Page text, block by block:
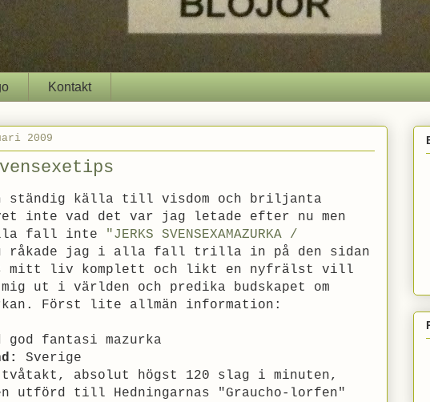
Kontakt
2009
ständig källa till visdom och briljanta
inte vad det var jag letade efter nu men
fall inte
"JERKS SVENSEXAMAZURKA /
råkade jag i alla fall trilla in på den sidan
mitt liv komplett och likt en nyfrälst vill
ut i världen och predika budskapet om
Först lite allmän information:
god fantasi mazurka
Sverige
absolut högst 120 slag i minuten,
utförd till Hedningarnas "Graucho-lorfen"